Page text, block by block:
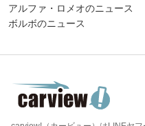
アルファ・ロメオのニュース
ボルボのニュース